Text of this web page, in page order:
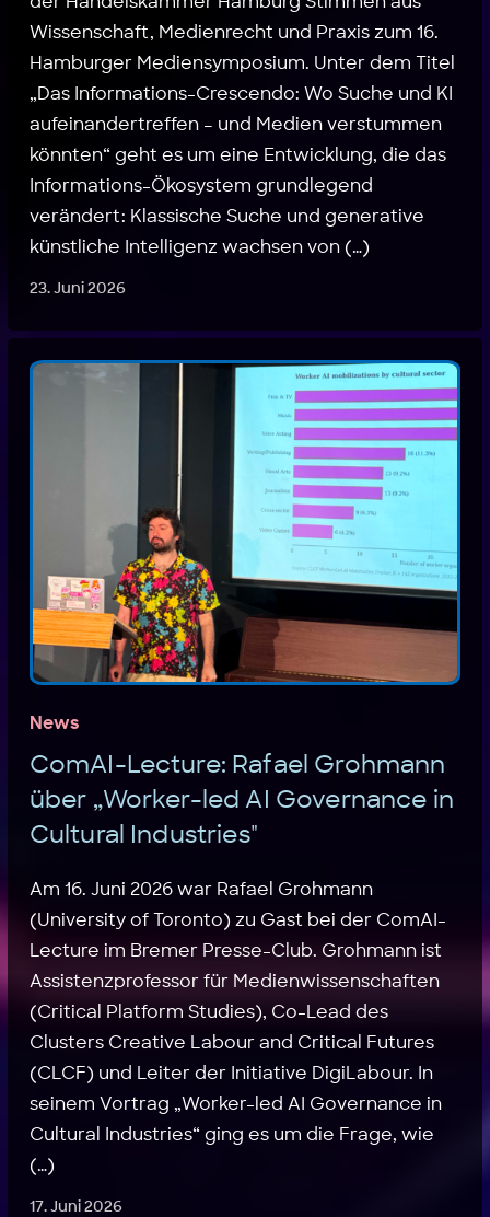
Wissenschaft, Medienrecht und Praxis zum 16.
Hamburger Mediensymposium. Unter dem Titel
„Das Informations-Crescendo: Wo Suche und KI
aufeinandertreffen – und Medien verstummen
könnten“ geht es um eine Entwicklung, die das
Informations-Ökosystem grundlegend
verändert: Klassische Suche und generative
künstliche Intelligenz wachsen von (…)
23. Juni 2026
News
ComAI-Lecture: Rafael Grohmann
über „Worker-led AI Governance in
Cultural Industries"
Am 16. Juni 2026 war Rafael Grohmann
(University of Toronto) zu Gast bei der ComAI-
Lecture im Bremer Presse-Club. Grohmann ist
Assistenzprofessor für Medienwissenschaften
(Critical Platform Studies), Co-Lead des
Clusters Creative Labour and Critical Futures
(CLCF) und Leiter der Initiative DigiLabour. In
seinem Vortrag „Worker-led AI Governance in
Cultural Industries“ ging es um die Frage, wie
(…)
17. Juni 2026